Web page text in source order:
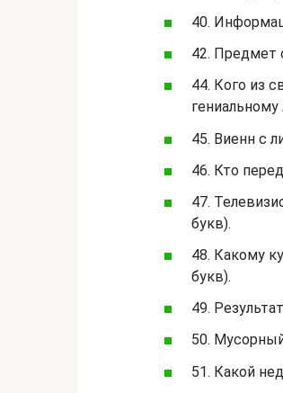
40.
42. Предмет
44. Кого из
45. Виенн с
46. Кто
47.
букв).
48. Какому
букв).
49.
50.
51. Какой